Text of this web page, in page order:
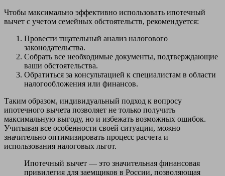
Чтобы максимально эффективно использовать ипотечный
вычет с учетом семейных обстоятельств, рекомендуется:
Провести тщательный анализ налогового
законодательства.
Собрать все необходимые документы, подтверждающие
ваши обстоятельства.
Обратиться за консультацией к специалистам в области
налогообложения или финансов.
Таким образом, индивидуальный подход к вопросу
ипотечного вычета позволяет не только получить
максимальную выгоду, но и избежать возможных ошибок.
Учитывая все особенности своей ситуации, можно
значительно оптимизировать процесс расчета и
использования налоговых льгот.
Ипотечный вычет — это значительная финансовая
привилегия для заемщиков в России, позволяющая